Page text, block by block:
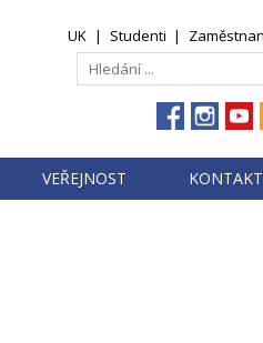
UK | Studenti |
VEŘEJNOST KONTAKT